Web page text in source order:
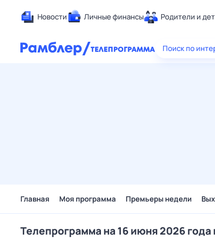
Новости Личные финансы Родители и
Здоровье
Поиск по
Главная Моя программа Премьеры недели
Телепрограмма на 16 июня 2026 года